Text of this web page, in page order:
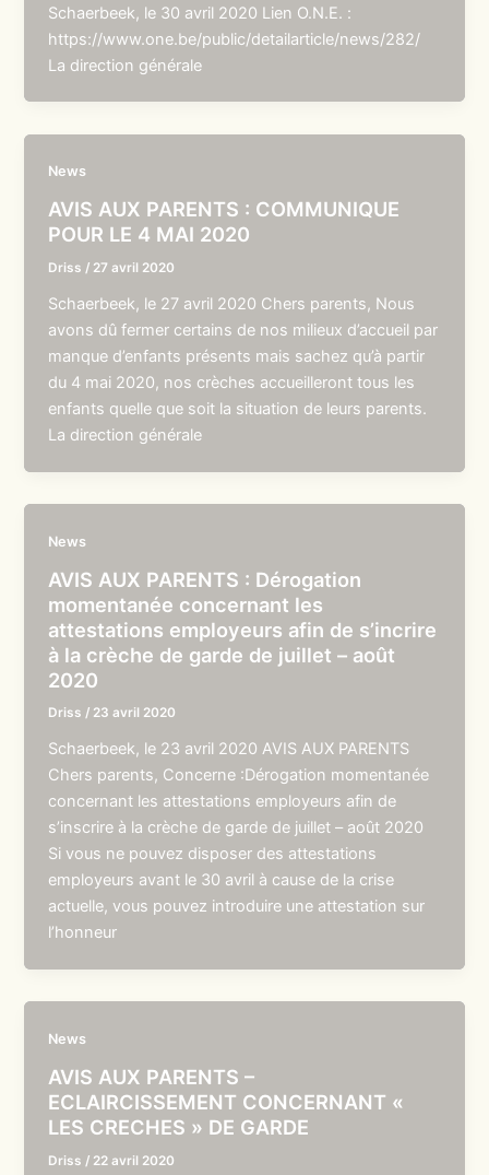
Schaerbeek, le 30 avril 2020 Lien O.N.E. :
https://www.one.be/public/detailarticle/news/282/
La direction générale
News
AVIS AUX PARENTS : COMMUNIQUE
POUR LE 4 MAI 2020
Driss / 27 avril 2020
Schaerbeek, le 27 avril 2020 Chers parents, Nous
avons dû fermer certains de nos milieux d’accueil par
manque d’enfants présents mais sachez qu’à partir
du 4 mai 2020, nos crèches accueilleront tous les
enfants quelle que soit la situation de leurs parents.
La direction générale
News
AVIS AUX PARENTS : Dérogation
momentanée concernant les
attestations employeurs afin de s’incrire
à la crèche de garde de juillet – août
2020
Driss / 23 avril 2020
Schaerbeek, le 23 avril 2020 AVIS AUX PARENTS
Chers parents, Concerne :Dérogation momentanée
concernant les attestations employeurs afin de
s’inscrire à la crèche de garde de juillet – août 2020
Si vous ne pouvez disposer des attestations
employeurs avant le 30 avril à cause de la crise
actuelle, vous pouvez introduire une attestation sur
l’honneur
News
AVIS AUX PARENTS –
ECLAIRCISSEMENT CONCERNANT «
LES CRECHES » DE GARDE
Driss / 22 avril 2020